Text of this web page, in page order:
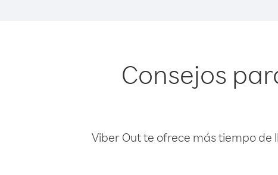
Consejos
Viber Out te ofrece más tiempo de